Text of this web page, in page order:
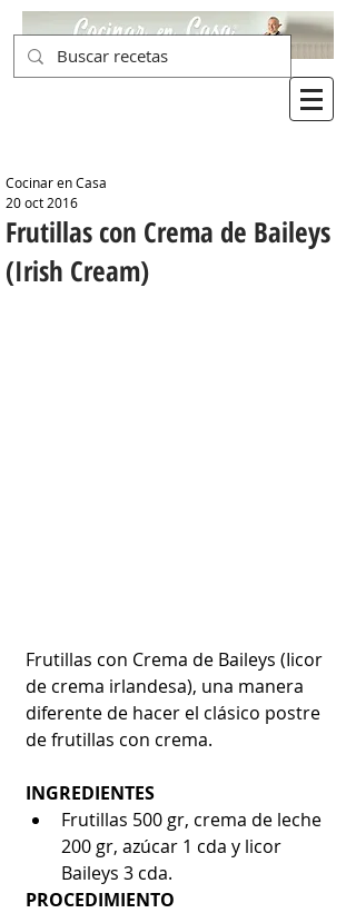
Frutillas con Crema de Baileys
(Irish Cream)
Cocinar en Casa
20 oct 2016
Frutillas con Crema de Baileys (Iicor
de crema irlandesa), una manera
diferente de hacer el clásico postre
de frutillas con crema.
INGREDIENTES
Frutillas 500 gr, crema de leche
200 gr, azúcar 1 cda y licor
Baileys 3 cda.
PROCEDIMIENTO